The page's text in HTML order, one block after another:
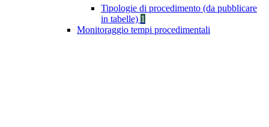
Tipologie di procedimento (da pubblicare
in tabelle) 1
Monitoraggio tempi procedimentali